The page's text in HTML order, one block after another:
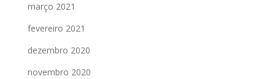
março 2021
fevereiro 2021
dezembro 2020
novembro 2020